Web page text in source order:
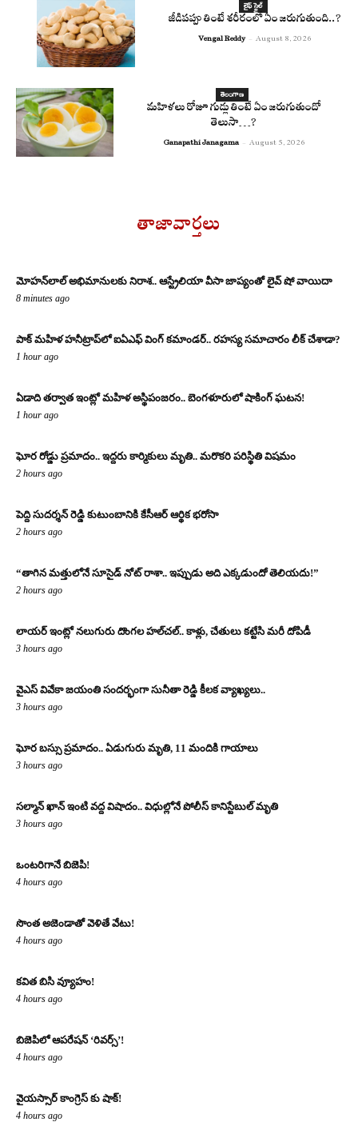
లైఫ్ స్టైల్
జీడిపప్పు తింటే శరీరంలో ఏం జరుగుతుంది..?
Vengal Reddy - August 8, 2026
తెలంగాణ
మహిళలు రోజూ గుడ్లు తింటే ఏం జరుగుతుందో
తెలుసా…?
Ganapathi Janagama - August 5, 2026
తాజావార్తలు
మోహన్‌లాల్ అభిమానులకు నిరాశ.. ఆస్ట్రేలియా వీసా జాప్యంతో లైవ్ షో వాయిదా
8 minutes ago
పాక్ మహిళ హనీట్రాప్‌లో ఐఏఎఫ్ వింగ్ కమాండర్.. రహస్య సమాచారం లీక్ చేశాడా?
1 hour ago
ఏడాది తర్వాత ఇంట్లో మహిళ అస్థిపంజరం.. బెంగళూరులో షాకింగ్ ఘటన!
1 hour ago
ఘోర రోడ్డు ప్రమాదం.. ఇద్దరు కార్మికులు మృతి.. మరొకరి పరిస్థితి విషమం
2 hours ago
పెద్ది సుదర్శన్ రెడ్డి కుటుంబానికి కేసీఆర్ ఆర్థిక భరోసా
2 hours ago
“తాగిన మత్తులోనే సూసైడ్ నోట్ రాశా.. ఇప్పుడు అది ఎక్కడుందో తెలియదు!”
2 hours ago
లాయర్ ఇంట్లో నలుగురు దొంగల హల్‌చల్.. కాళ్లు, చేతులు కట్టేసి మరీ దోపిడీ
3 hours ago
వైఎస్ వివేకా జయంతి సందర్భంగా సునీతా రెడ్డి కీలక వ్యాఖ్యలు..
3 hours ago
ఘోర బస్సు ప్రమాదం.. ఏడుగురు మృతి, 11 మందికి గాయాలు
3 hours ago
సల్మాన్ ఖాన్ ఇంటి వద్ద విషాదం.. విధుల్లోనే పోలీస్ కానిస్టేబుల్ మృతి
3 hours ago
ఒంటరిగానే బిజెపి!
4 hours ago
సొంత అజెండాతో వెళితే వేటు!
4 hours ago
కవిత బిసి వ్యూహం!
4 hours ago
బిజెపిలో ఆపరేషన్ ‘రివర్స్’!
4 hours ago
వైయస్సార్ కాంగ్రెస్ కు షాక్!
4 hours ago